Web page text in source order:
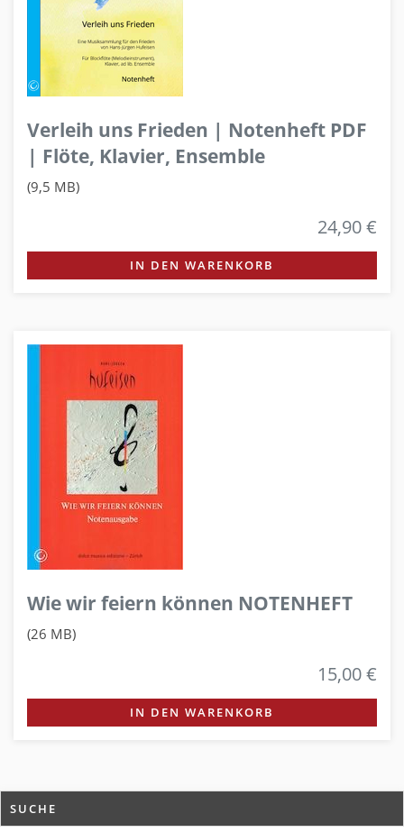
Verleih uns Frieden | Notenheft PDF
| Flöte, Klavier, Ensemble
(9,5 MB)
24,90 €
IN DEN WARENKORB
Wie wir feiern können NOTENHEFT
(26 MB)
15,00 €
IN DEN WARENKORB
SUCHE